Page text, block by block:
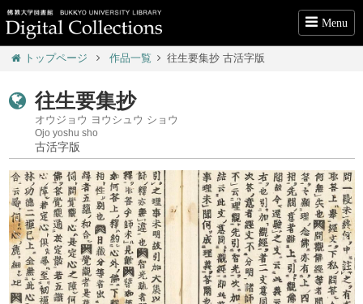
Menu
トップページ 作品一覧 往生要集抄 古活字版
往生要集抄
オウジョウ ヨウシュウ ショウ
Ojo yoshu sho
古活字版